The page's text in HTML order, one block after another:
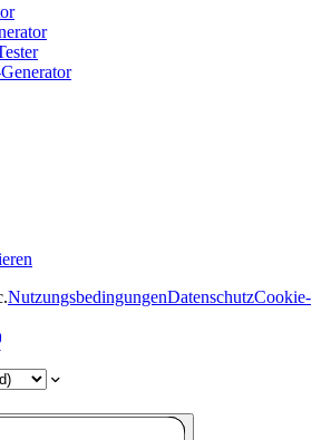
NutzungsbedingungenDatenschutzCookie-